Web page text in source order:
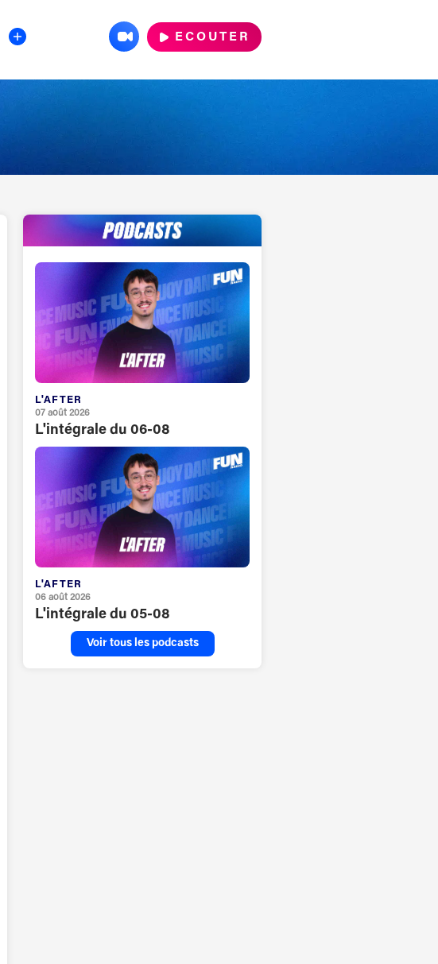
ECOUTER
L'AFTER
07 août 2026
L'intégrale du 06-08
L'AFTER
06 août 2026
L'intégrale du 05-08
Voir tous les podcasts